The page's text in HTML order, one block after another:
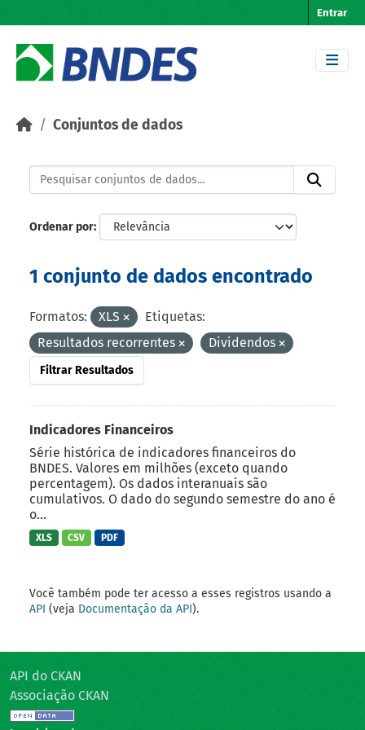
Entrar
Conjuntos de dados
Ordenar por
1 conjunto de dados encontrado
Formatos: XLS
Etiquetas:
Resultados recorrentes
Dividendos
Filtrar Resultados
Indicadores Financeiros
Série histórica de indicadores financeiros do
BNDES. Valores em milhões (exceto quando
percentagem). Os dados interanuais são
cumulativos. O dado do segundo semestre do ano é
o...
XLS CSV PDF
Você também pode ter acesso a esses registros usando a
API (veja Documentação da API).
API do CKAN
Associação CKAN